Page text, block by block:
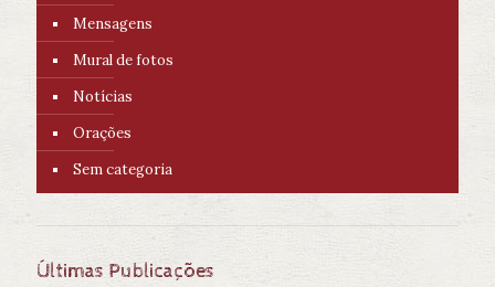
Mensagens
Mural de fotos
Notícias
Orações
Sem categoria
Últimas Publicações